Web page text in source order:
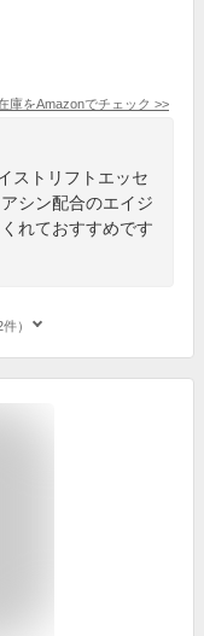
庫をAmazonでチェック >>
ストリフトエッセ
シン配合のエイジ
れておすすめです
）